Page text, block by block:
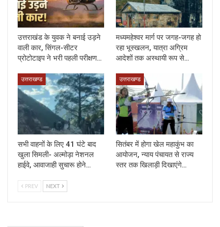
उत्तराखंड के युवक ने बनाई उड़ने
वाली कार, सिंगल-सीटर
प्रोटोटाइप ने भरी पहली परीक्षण…
मध्यमहेश्वर मार्ग पर जगह-जगह हो
रहा भूस्खलन, यात्रा अग्रिम
आदेशों तक अस्थायी रूप से…
उत्तराखण्ड
सभी वाहनों के लिए 41 घंटे बाद
खुला सिमली- अल्मोड़ा नेशनल
हाईवे, आवाजाही सुचारू होने…
उत्तराखण्ड
सितंबर में होगा खेल महाकुंभ का
आयोजन, न्याय पंचायत से राज्य
स्तर तक खिलाड़ी दिखाएंगे…
PREV NEXT